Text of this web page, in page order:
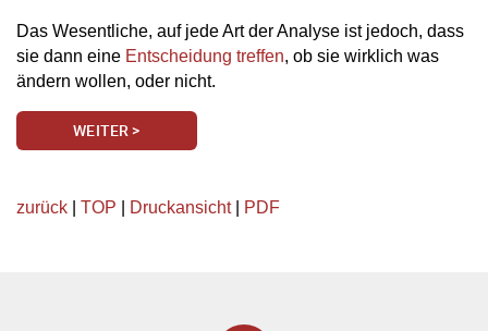
Das Wesentliche, auf jede Art der Analyse ist jedoch, dass
sie dann eine Entscheidung treffen, ob sie wirklich was
ändern wollen, oder nicht.
WEITER >
zurück TOP Druckansicht| PDF